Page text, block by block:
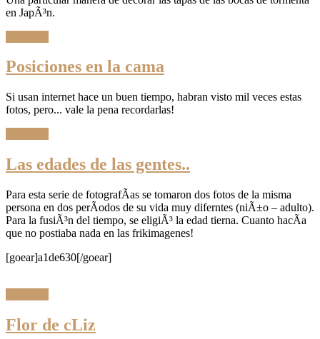
en JapÃ³n.
Posiciones en la cama
Si usan internet hace un buen tiempo, habran visto mil veces estas
fotos, pero... vale la pena recordarlas!
Las edades de las gentes..
Para esta serie de fotografÃ­as se tomaron dos fotos de la misma
persona en dos perÃ­odos de su vida muy diferntes (niÃ±o – adulto).
Para la fusiÃ³n del tiempo, se eligiÃ³ la edad tierna. Cuanto hacÃ­a
que no postiaba nada en las frikimagenes!
[goear]a1de630[/goear]
Flor de cLiz